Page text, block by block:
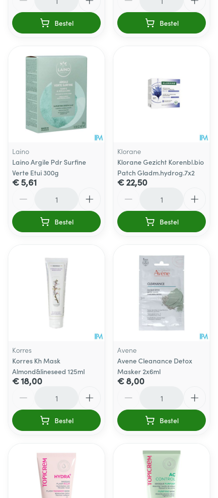
Bestel Bestel
Laino
Laino Argile Pdr Surfine
Verte Etui 300g
€ 5,61
Bestel
Klorane
Klorane Gezicht Korenbl.bio
Patch Gladm.hydrog.7x2
€ 22,50
Bestel
Korres
Korres Kh Mask
Almond&lineseed 125ml
€ 18,00
Bestel
Avene
Avene Cleanance Detox
Masker 2x6ml
€ 8,00
Bestel